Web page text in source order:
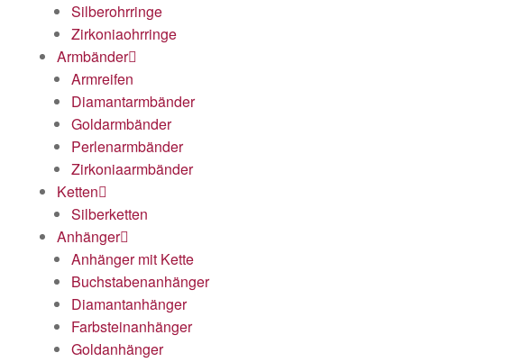
Silberohrringe
Zirkoniaohrringe
Armbänder
Armreifen
Diamantarmbänder
Goldarmbänder
Perlenarmbänder
Zirkoniaarmbänder
Ketten
Silberketten
Anhänger
Anhänger mit Kette
Buchstabenanhänger
Diamantanhänger
Farbsteinanhänger
Goldanhänger